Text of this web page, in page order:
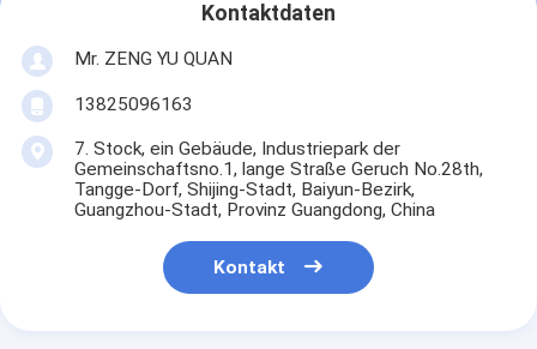
Kontaktdaten
Mr. ZENG YU QUAN
13825096163
7. Stock, ein Gebäude, Industriepark der
Gemeinschaftsno.1, lange Straße Geruch No.28th,
Tangge-Dorf, Shijing-Stadt, Baiyun-Bezirk,
Guangzhou-Stadt, Provinz Guangdong, China
Kontakt